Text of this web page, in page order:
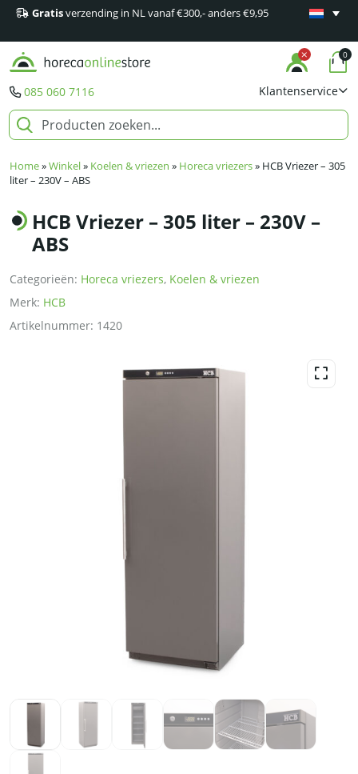
Gratisverzending in NL vanaf €300,- anders €9,95
Minimaal
085 060 7116 Klantenservice
0
Home»Winkel» Koelen & vriezen » Horeca vriezers» HCB Vriezer – 305
liter – 230V – ABS
HCB Vriezer – 305 liter – 230V –
ABS
Categorieën: Horeca vriezers, Koelen & vriezen
Merk: HCB
Artikelnummer: 1420